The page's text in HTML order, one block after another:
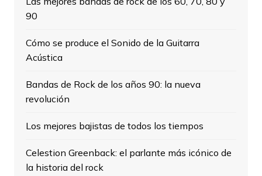
90
Cómo se produce el Sonido de la Guitarra
Acústica
Bandas de Rock de los años 90: la nueva
revolución
Los mejores bajistas de todos los tiempos
Celestion Greenback: el parlante más icónico de
la historia del rock